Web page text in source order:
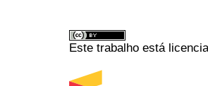
Este trabalho está